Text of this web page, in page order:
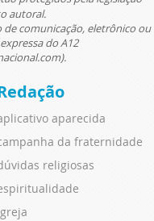
autoral.
comunicação, eletrônico ou
do A12
aparecida
da fraternidade
religiosas